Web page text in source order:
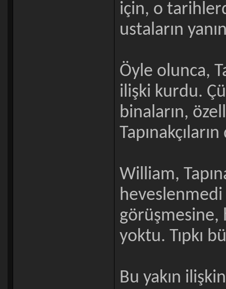
için, o
ustaların
Öyle olunca,
ilişki kurdu.
binaların,
William,
görüşmesine,
yoktu. Tıpkı
Bu yakın